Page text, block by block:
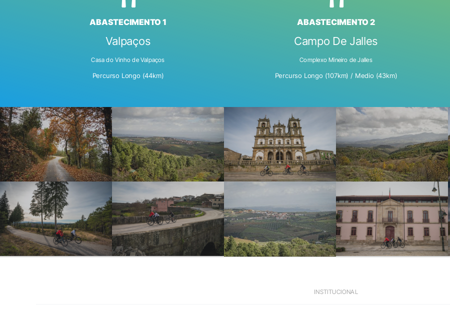
ABASTECIMENTO 1
Valpaços
Casa do Vinho de Valpaços
Percurso Longo (44km)
ABASTECIMENTO 2
Campo De Jalles
Complexo Mineiro de Jalles
Percurso Longo (107km) / Medio (43km)
DSC_5191 DSC_5203 SECT24-D1-065 DSC_5206
SECT24-D1-101 SECT24-D1-080 2AQ_5835 SECT24-D1-046
INSTITUCIONAL